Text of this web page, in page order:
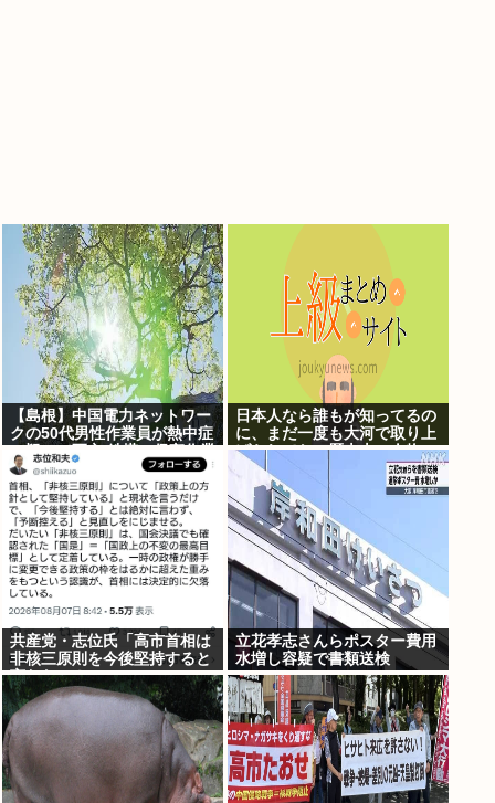
【島根】中国電力ネットワー
クの50代男性作業員が熱中症
の疑いで死亡 鉄塔の保守作業
後に倒れる 邑南町
日本人なら誰もが知ってるの
に、まだ一度も大河で取り上
げられてない歴史上の人物
共産党・志位氏「高市首相は
非核三原則を今後堅持すると
言わない！」
立花孝志さんらポスター費用
水増し容疑で書類送検